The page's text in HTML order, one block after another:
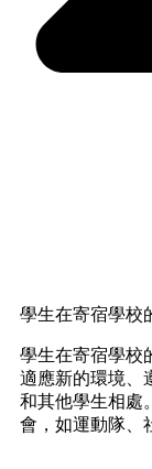
學生在寄宿學校
學生在寄宿學校
適應新的環境、
和其他學生相處
會，如運動隊、